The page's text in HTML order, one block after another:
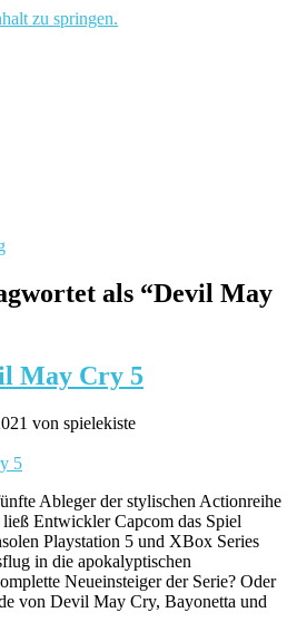
zu springen.
als “Devil May
May Cry 5
von spielekiste
5
Ableger der stylischen Actionreihe
Entwickler Capcom das Spiel
Playstation 5 und XBox Series
in die apokalyptischen
Neueinsteiger der Serie? Oder
von Devil May Cry, Bayonetta und